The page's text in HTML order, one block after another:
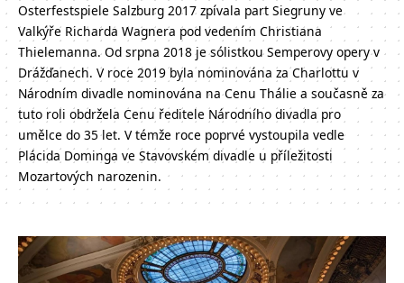
Osterfestspiele Salzburg 2017 zpívala part Siegruny ve
Valkýře Richarda Wagnera pod vedením Christiana
Thielemanna. Od srpna 2018 je sólistkou Semperovy opery v
Drážďanech. V roce 2019 byla nominována za Charlottu v
Národním divadle nominována na Cenu Thálie a současně za
tuto roli obdržela Cenu ředitele Národního divadla pro
umělce do 35 let. V témže roce poprvé vystoupila vedle
Plácida Dominga ve Stavovském divadle u příležitosti
Mozartových narozenin.